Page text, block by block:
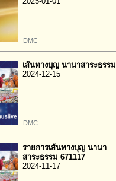
DMC
เส้นทางบุญ นานาสาระธรรม
2024-12-15
DMC
รายการเส้นทางบุญ นานา
สาระธรรม 671117
2024-11-17